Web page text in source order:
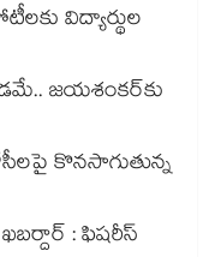
విద్యార్థుల
జయశంకర్‌‌కు
కొనసాగుతున్న
: ఫిషరీస్